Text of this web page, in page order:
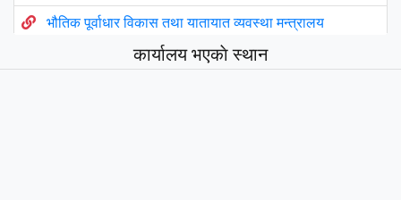
भौतिक पूर्वाधार विकास तथा यातायात व्यवस्था मन्त्रालय
उर्जा, जलस्रोत तथा खानेपानी मन्त्रालय
कार्यालय भएकाे स्थान